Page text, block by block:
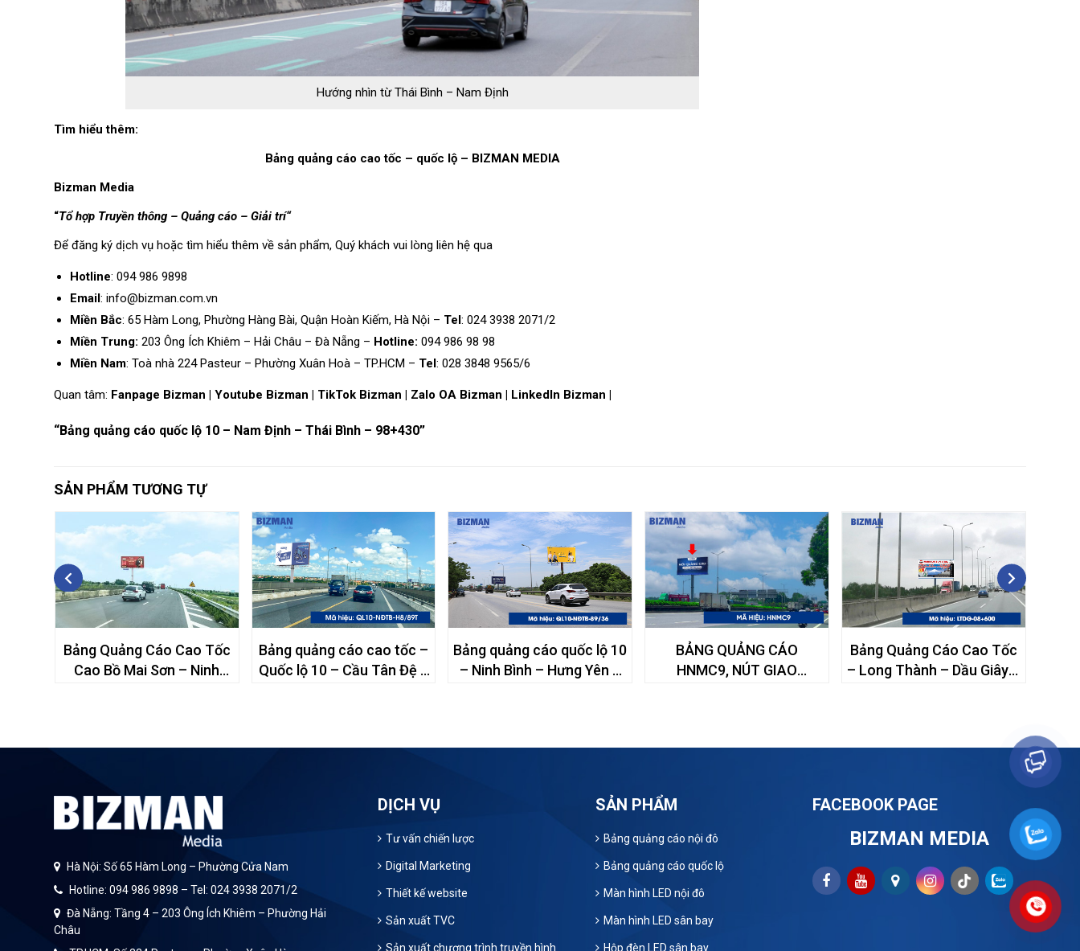
Hướng nhìn từ Thái Bình – Nam Định
Tìm hiểu thêm:
Bảng quảng cáo cao tốc – quốc lộ – BIZMAN MEDIA
Bizman Media
“Tổ hợp Truyền thông – Quảng cáo – Giải trí“
Để đăng ký dịch vụ hoặc tìm hiểu thêm về sản phẩm, Quý khách vui lòngliên hệ qua
Hotline: 094 986 9898
Email: info@bizman.com.vn
Miền Bắc: 65 Hàm Long, Phường Hàng Bài, Quận Hoàn Kiếm, Hà Nội – Tel: 024 3938 2071/2
Miền Trung: 203 Ông Ích Khiêm – Hải Châu – Đà Nẵng – Hotline:094 986 98 98
Miền Nam: Toà nhà 224 Pasteur – Phường Xuân Hoà – TP.HCM – Tel: 028 3848 9565/6
Quan tâm: Fanpage Bizman |Youtube Bizman | TikTok Bizman | Zalo OA Bizman| LinkedIn Bizman |
“Bảng quảng cáo quốc lộ 10 – Nam Định – Thái Bình – 98+430”
SẢN PHẨM TƯƠNG TỰ
Bảng Quảng Cáo Cao Tốc
Cao Bồ Mai Sơn – Ninh
Bảng quảng cáo cao tốc –
Quốc lộ 10 – Cầu Tân Đệ –
Bảng quảng cáo quốc lộ 10
– Ninh Bình – Hưng Yên –
BẢNG QUẢNG CÁO
HNMC9, NÚT GIAO
Bảng Quảng Cáo Cao Tốc
– Long Thành – Dầu Giây –
Hà Nội: Số 65 Hàm Long – Phường Cửa Nam
Hotline: 094 986 9898 – Tel: 024 3938 2071/2
Đà Nẵng: Tầng 4 – 203 Ông Ích Khiêm – Phường Hải
Châu
DỊCH VỤ
Tư vấn chiến lược
Digital Marketing
Thiết kế website
Sản xuất TVC
Sản xuất chương trình truyền hình
SẢN PHẨM
Bảng quảng cáo nội đô
Bảng quảng cáo quốc lộ
Màn hình LED nội đô
Màn hình LED sân bay
Hộp đèn LED sân bay
FACEBOOK PAGE
BIZMAN MEDIA